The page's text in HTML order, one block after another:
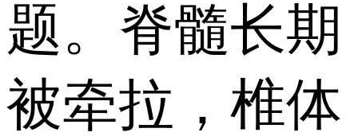
题。脊髓长期
被牵拉，椎体